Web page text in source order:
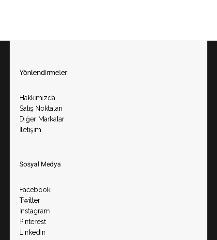
Yönlendirmeler
Hakkımızda
Satış Noktaları
Diğer Markalar
İletişim
Sosyal Medya
Facebook
Twitter
Instagram
Pinterest
LinkedIn